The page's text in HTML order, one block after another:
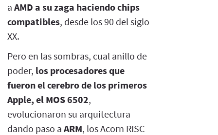
a AMD a su zaga haciendo chips
compatibles, desde los 90 del siglo
XX.
Pero en las sombras, cual anillo de
poder, los procesadores que
fueron el cerebro de los primeros
Apple, el MOS 6502,
evolucionaron su arquitectura
dando paso a ARM, los Acorn RISC